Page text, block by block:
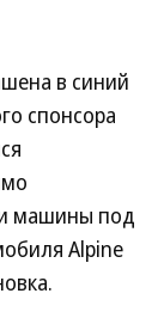
в синий
спонсора
машины под
Alpine